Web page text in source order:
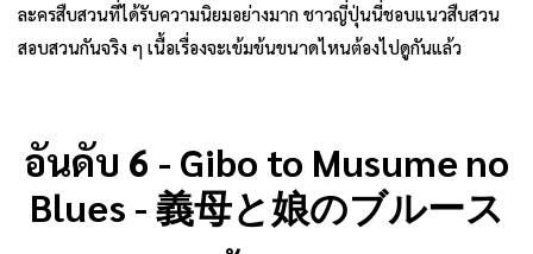
ละครสืบสวนที่ได้รับความนิยมอย่างมาก ชาวญี่ปุ่นนี่ชอบแนวสืบสวน
สอบสวนกันจริง ๆ เนื้อเรื่องจะเข้มข้นขนาดไหนต้องไปดูกันแล้ว
อันดับ 6 - Gibo to Musume no
Blues - 義母と娘のブルース